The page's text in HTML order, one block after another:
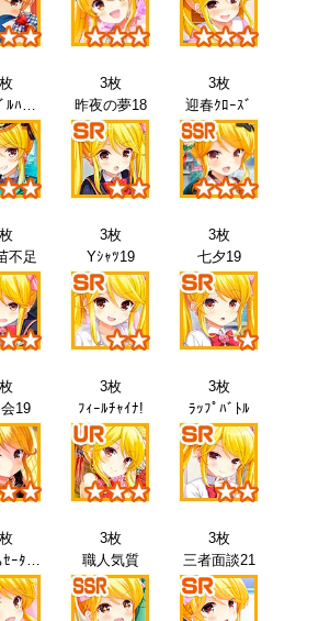
ｻﾊﾞｲﾊﾞﾙﾊﾞﾄﾙ18
3枚
昨夜の夢18
3枚
迎春ｸﾛｰｽﾞ
不足
3枚
Yｼｬﾂ19
3枚
七夕19
19
3枚
ﾌｨｰﾙﾁｬｲﾅ!
3枚
ﾗｯﾌﾟﾊﾞﾄﾙ
おうちｾｰﾀｰ20
3枚
職人気質
3枚
三者面談21